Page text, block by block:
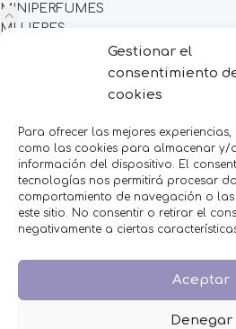
Gestionar el
consentimiento
cookies
Para ofrecer las mejores
como las cookies para almacenar y/
información del dispositivo. El
tecnologías nos permitirá procesar
comportamiento de navegación o las
este sitio. No consentir o retirar el
negativamente a ciertas
Aceptar
Denegar
MINIPERFUMES
MUJERES
THE FRUIT COMPANY
LEGAL
Aviso Legal
Política de Privacidad
Política de Cookies